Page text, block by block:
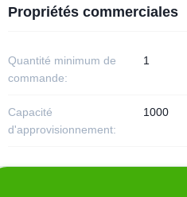
Propriétés commerciales
Quantité minimum de
commande:
1
Capacité
d'approvisionnement:
1000